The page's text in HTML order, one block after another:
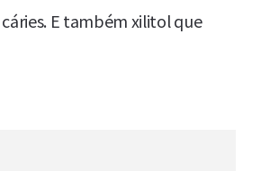
E também xilitol que